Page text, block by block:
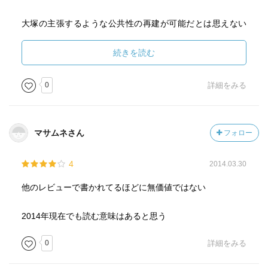
大塚の主張するような公共性の再建が可能だとは思えない
って、東のおなじことばが異なるニュアンスで受けとられ
てしまうのではないかということです。たとえば2001年、
2002年の対談での東の立場は、言論の無限の可能性を素朴
に信じるのではなく、新しいオタクの消費行動を前提にし
いう気がします。しかし2007年、2008年の対談では、東の
おなじようなスタンスを語ることばが、アーキテクチャ原
す。
っていいほどないのですが、大塚のいい意味での「いやら
すくなくとも、おなじく話が噛みあっていない、東と笠井
潔の往復書簡よりずっと刺激的だったように思います。
続きを読む
0 詳細をみる
マサムネさん フォロー
4 2014.03.30
他のレビューで書かれてるほどに無価値ではない
2014年現在でも読む意味はあると思う
0 詳細をみる